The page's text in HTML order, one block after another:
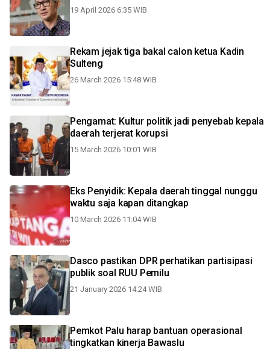
19 April 2026 6:35 WIB
Rekam jejak tiga bakal calon ketua Kadin
Sulteng
26 March 2026 15:48 WIB
Pengamat: Kultur politik jadi penyebab kepala
daerah terjerat korupsi
15 March 2026 10:01 WIB
Eks Penyidik: Kepala daerah tinggal nunggu
waktu saja kapan ditangkap
10 March 2026 11:04 WIB
Dasco pastikan DPR perhatikan partisipasi
publik soal RUU Pemilu
21 January 2026 14:24 WIB
Pemkot Palu harap bantuan operasional
tingkatkan kinerja Bawaslu